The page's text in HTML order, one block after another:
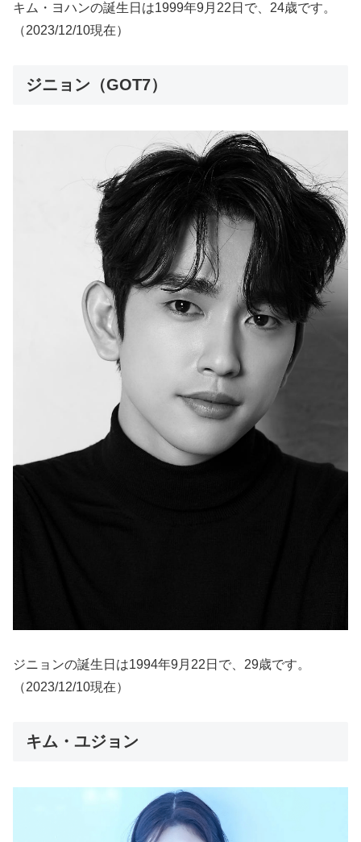
キム・ヨハンの誕生日は1999年9月22日で、24歳です。
（2023/12/10現在）
ジニョン（GOT7）
ジニョンの誕生日は1994年9月22日で、29歳です。
（2023/12/10現在）
キム・ユジョン